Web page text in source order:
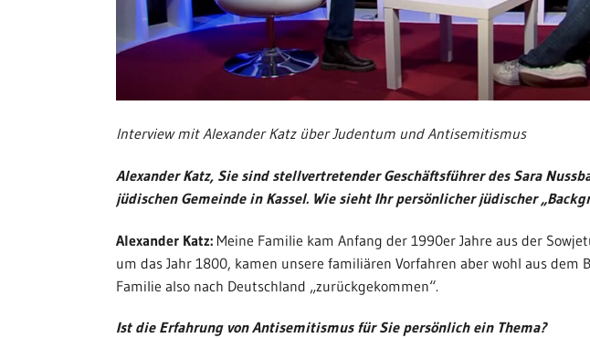
Interview mit Alexander Katz über Judentum und Antisemitismus
Alexander Katz, Sie sind stellvertretender Geschäftsführer des Sara
jüdischen Gemeinde in Kassel. Wie sieht Ihr persönlicher jüdischer
Alexander Katz: Meine Familie kam Anfang der 1990er Jahre aus der
um das Jahr 1800, kamen unsere familiären Vorfahren aber wohl aus
Familie also nach Deutschland „zurückgekommen“.
Ist die Erfahrung von Antisemitismus für Sie persönlich ein Thema?